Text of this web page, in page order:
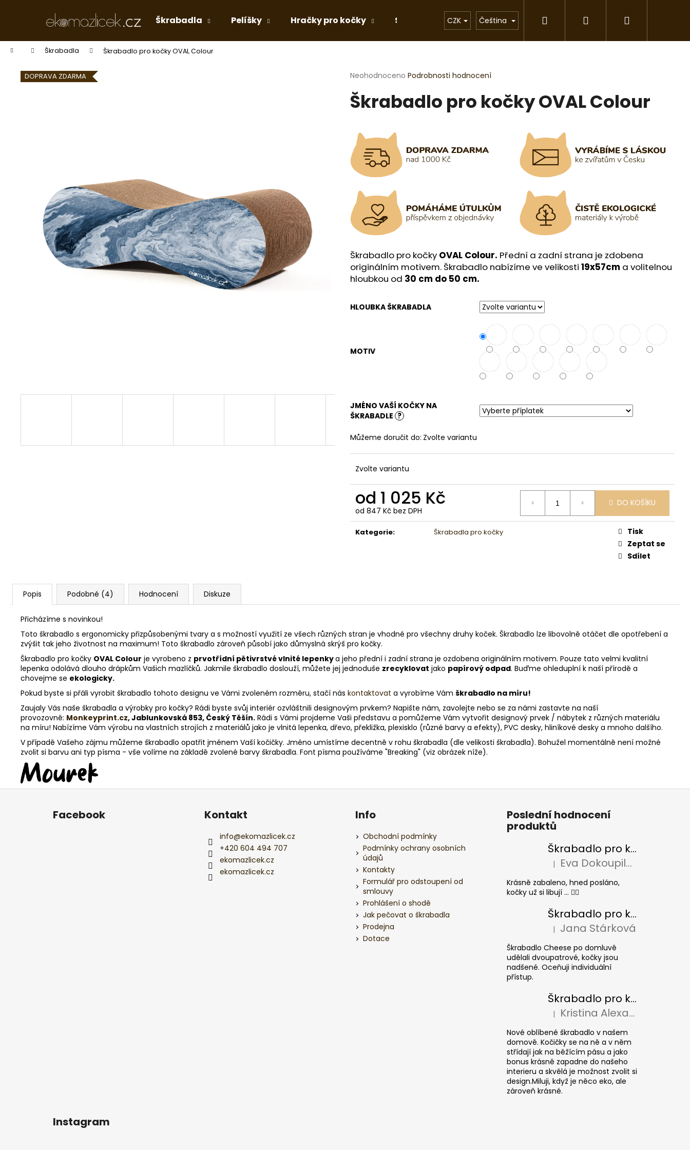
Škrabadla Pelíšky Hračky pro kočky Stelivo Dárkové předměty Chovatelské stanice
CZK Čeština Přihlášení
Domů Škrabadla Škrabadlo pro kočky OVAL Colour
Průměrné
produktu
je
hvězdiček.
Neohodnoceno Podrobnosti hodnocení
Škrabadlo pro kočky OVAL Colour
Škrabadlo pro kočky OVAL Colour. Přední a zadní strana je zdobena
originálním motivem. Škrabadlo nabízíme ve velikosti 19x57cm a volitelnou
hloubkou od 30 cm do 50 cm.
HLOUBKA ŠKRABADLA
MOTIV
JMÉNO VAŠÍ KOČKY NA
ŠKRABADLE ?
Můžeme doručit do: Zvolte variantu
Zvolte variantu
od 1 025 Kč
od 847 Kč bez DPH
Měrná
cena:
DO KOŠÍKU
Kategorie: Škrabadla pro kočky
Tisk
Zeptat se
Sdílet
DOPRAVA ZDARMA
Popis Podobné (4) Hodnocení Diskuze
Přicházíme s novinkou!
Toto škrabadlo s ergonomicky přizpůsobenými tvary a s možností využití ze všech různých stran je vhodné pro všechny druhy koček. Škrabadlo lze libovolně otáčet dle opotřebení a
zvýšit tak jeho životnost na maximum! Toto škrabadlo zároveň působí jako důmyslná skrýš pro kočky.
Škrabadlo pro kočky OVAL Colour je vyrobeno z prvotřídní pětivrstvé vlnité lepenkya jeho přední i zadní strana je ozdobena originálním motivem. Pouze tato velmi kvalitní
lepenka odolává dlouho drápkům Vašich mazlíčků. Jakmile škrabadlo doslouží, můžete jej jednoduše zrecyklovat jako papírový odpad. Buďme ohleduplní k naší přírodě a
chovejme se ekologicky.
Pokud byste si přáli vyrobit škrabadlo tohoto designu ve Vámi zvoleném rozměru, stačí nás kontaktovat a vyrobíme Vám škrabadlo na míru!
Zaujaly Vás naše škrabadla a výrobky pro kočky? Rádi byste svůj interiér ozvláštnili designovým prvkem? Napište nám, zavolejte nebo se za námi zastavte na naší
provozovně: Monkeyprint.cz, Jablunkovská 853, Český Těšín. Rádi s Vámi projdeme Vaši představu a pomůžeme Vám vytvořit designový prvek / nábytek z různých materiálu
na míru! Nabízíme Vám výrobu na vlastních strojích z materiálů jako je vlnitá lepenka, dřevo, překližka, plexisklo (různé barvy a efekty), PVC desky, hliníkové desky a mnoho dalšího.
V případě Vašeho zájmu můžeme škrabadlo opatřit jménem Vaší kočičky. Jméno umístíme decentně v rohu škrabadla (dle velikosti škrabadla). Bohužel momentálně není možné
zvolit si barvu ani typ písma - vše volíme na základě zvolené barvy škrabadla. Font písma používáme "Breaking" (viz obrázek níže).
í
Zpět
do
obchodu
Zpět
do
obchodu
HLEDAT
Facebook Kontakt
info@ekomazlicek.cz
+420 604 494 707
ekomazlicek.cz
ekomazlicek.cz
Info
Obchodní podmínky
Podmínky ochrany osobních
údajů
Kontakty
Formulář pro odstoupení od
smlouvy
Prohlášení o shodě
Jak pečovat o škrabadla
Prodejna
Dotace
Poslední hodnocení
produktů
Škrabadlo pro kočky BASIC Colour
Hodnocení produktu je 5 z 5 hvězdiček.
| Eva Dokoupilová
Krásně zabaleno, hned posláno,
kočky už si libují ... 👍🏻
Škrabadlo pro kočky CHEESE ELIPSE colour
Hodnocení produktu je 5 z 5 hvězdiček.
| Jana Stárková
Škrabadlo Cheese po domluvě
udělali dvoupatrové, kočky jsou
nadšené. Oceňuji individuální
přístup.
Škrabadlo pro kočky CUBE Colour
Hodnocení produktu je 5 z 5 hvězdiček.
| Kristina Alexandrová
Nové oblíbené škrabadlo v našem
domově. Kočičky se na ně a v něm
střídají jak na běžícím pásu a jako
bonus krásně zapadne do našeho
interieru a skvělá je možnost zvolit si
design.Miluji, když je něco eko, ale
zároveň krásné.
Instagram